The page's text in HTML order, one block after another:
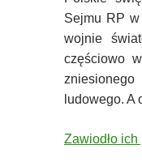
Sejmu RP w
wojnie
częściowo
zniesionego
ludowego. A
Zawiodło